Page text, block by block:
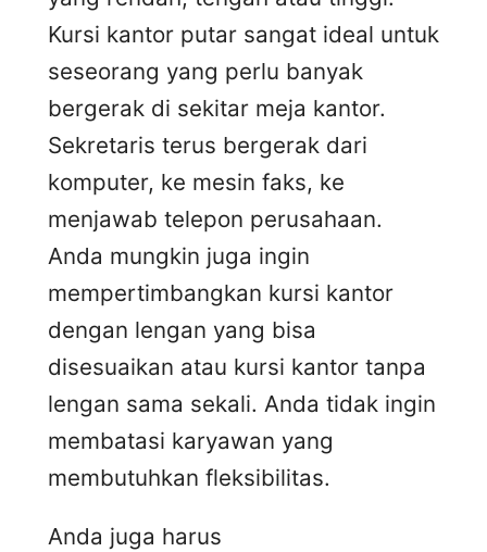
Kursi kantor putar sangat ideal untuk
seseorang yang perlu banyak
bergerak di sekitar meja kantor.
Sekretaris terus bergerak dari
komputer, ke mesin faks, ke
menjawab telepon perusahaan.
Anda mungkin juga ingin
mempertimbangkan kursi kantor
dengan lengan yang bisa
disesuaikan atau kursi kantor tanpa
lengan sama sekali. Anda tidak ingin
membatasi karyawan yang
membutuhkan fleksibilitas.
Anda juga harus